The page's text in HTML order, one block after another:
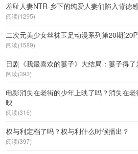
羞耻人妻NTR-乡下的纯爱人妻们陷入背德
阅读(1295)
二次元美少女丝袜玉足动漫系列第20期
阅读(1589)
日剧《我最喜欢的萋子》大结局：萋子得
阅读(393)
电影消失在老街的少年上映了吗？消失在
映
阅读(316)
权与利定档了吗？权与利什么时候播出？
阅读(397)